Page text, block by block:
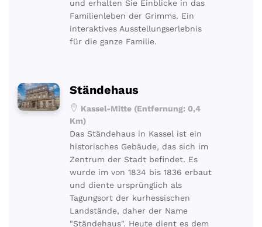
und erhalten Sie Einblicke in das
Familienleben der Grimms. Ein
interaktives Ausstellungserlebnis
für die ganze Familie.
Ständehaus
Kassel-Mitte (Entfernung: 0,4
Km)
Das Ständehaus in Kassel ist ein
historisches Gebäude, das sich im
Zentrum der Stadt befindet. Es
wurde im von 1834 bis 1836 erbaut
und diente ursprünglich als
Tagungsort der kurhessischen
Landstände, daher der Name
"Ständehaus". Heute dient es dem